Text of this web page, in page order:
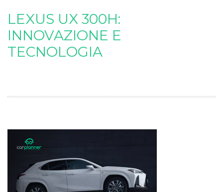
LEXUS UX 300H:
INNOVAZIONE E
TECNOLOGIA